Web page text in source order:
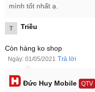
mình tốt nhất ạ.
T Triều
Còn hàng ko shop
Ngày: 01/05/2021 Trả lời
Đức Huy Mobile QTV